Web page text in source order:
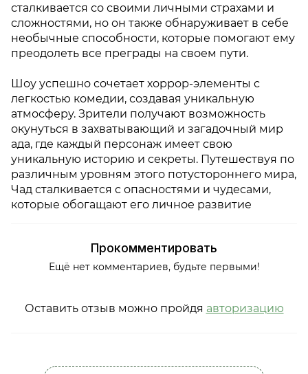
сталкивается со своими личными страхами и
сложностями, но он также обнаруживает в себе
необычные способности, которые помогают ему
преодолеть все преграды на своем пути.
Шоу успешно сочетает хоррор-элементы с
легкостью комедии, создавая уникальную
атмосферу. Зрители получают возможность
окунуться в захватывающий и загадочный мир
ада, где каждый персонаж имеет свою
уникальную историю и секреты. Путешествуя по
различным уровням этого потустороннего мира,
Чад сталкивается с опасностями и чудесами,
которые обогащают его личное развитие
Прокомментировать
Ещё нет комментариев, будьте первыми!
Оставить отзыв можно пройдя авторизацию